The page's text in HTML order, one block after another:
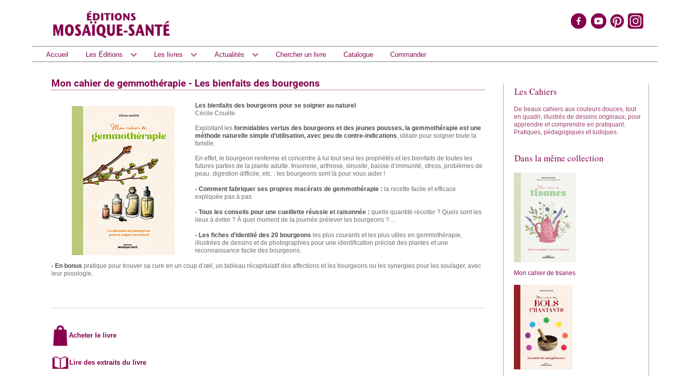
Accueil Les Éditions Les livres Actualités Chercher un livre Catalogue Commander
Mon cahier de gemmothérapie - Les bienfaits des bourgeons
Les bienfaits des bourgeons pour se soigner au naturel
Cécile Couète
Exploitant les formidables vertus des bourgeons et des jeunes pousses, la gemmothérapie est une
méthode naturelle simple d’utilisation, avec peu de contre-indications , idéale pour soigner toute la
famille.
En effet, le bourgeon renferme et concentre à lui tout seul les propriétés et les bienfaits de toutes les
futures parties de la plante adulte. Insomnie, arthrose, sinusite, baisse d’immunité, stress, problèmes de
peau, digestion difficile, etc. : les bourgeons sont là pour vous aider !
- Comment fabriquer ses propres macérats de gemmothérapie : la recette facile et efficace
expliquée pas à pas.
- Tous les conseils pour une cueillette réussie et raisonnée : quelle quantité récolter ? Quels sont les
lieux à éviter ? À quel moment de la journée prélever les bourgeons ?…
- Les fiches d’identité des 20 bourgeons les plus courants et les plus utiles en gemmothérapie,
illustrées de dessins et de photographies pour une identification précise des plantes et une
reconnaissance facile des bourgeons.
- En bonus pratique pour trouver sa cure en un coup d’œil, un tableau récapitulatif des affections et les bourgeons ou les synergies pour les soulager, avec
leur posologie.
Acheter le livre
Lire des extraits du livre
Les Cahiers
De beaux cahiers aux couleurs douces, tout
en quadri, illustrés de dessins originaux, pour
apprendre et comprendre en pratiquant.
Pratiques, pédagogiques et ludiques.
Dans la même collection
Mon cahier de tisanes